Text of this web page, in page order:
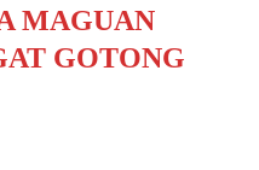
MAGUAN
GOTONG